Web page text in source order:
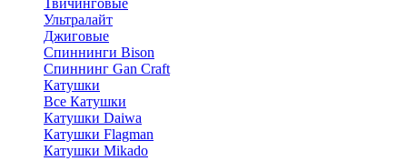
Твичинговые
Ультралайт
Джиговые
Спиннинги Bison
Спиннинг Gan Craft
Катушки
Все Катушки
Катушки Daiwa
Катушки Flagman
Катушки Mikado